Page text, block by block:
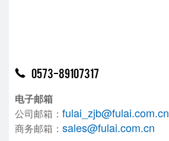
 0573-89107317
电子邮箱
公司邮箱： fulai_zjb@fulai.com.cn
商务邮箱： sales@fulai.com.cn